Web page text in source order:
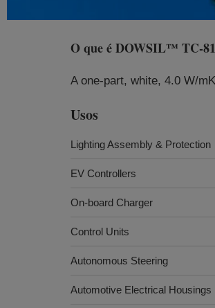
O que éDOWSIL™ TC-
A one-part, white, 4.0 W/
Usos
Lighting Assembly & Protection
EV Controllers
On-board Charger
Control Units
Autonomous Steering
Automotive Electrical Housings